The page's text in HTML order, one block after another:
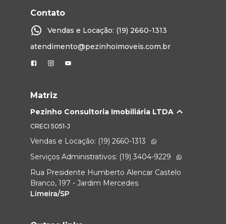
Contato
Vendas e Locação: (19) 2660-1313
atendimento@pezinhoimoveis.com.br
Matriz
Pezinho Consultoria Imobiliária LTDA
CRECI 5051-J
Vendas e Locação: (19) 2660-1313
Serviços Administrativos: (19) 3404-9229
Rua Presidente Humberto Alencar Castelo
Branco, 197 - Jardim Mercedes
Limeira/SP